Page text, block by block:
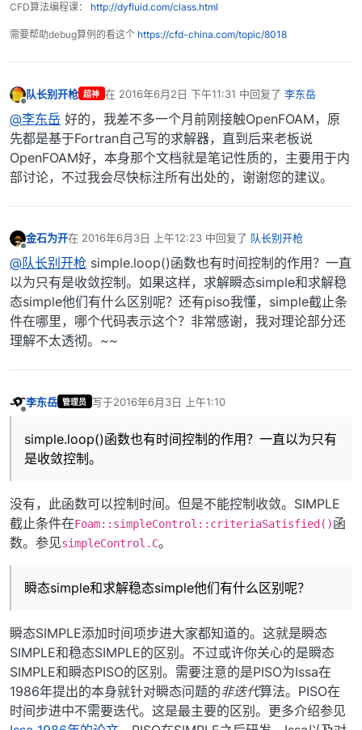
CFD算法编程课： http://dyfluid.com/class.html
需要帮助debug算例的看这个 https://cfd-china.com/topic/8018
队长别开枪 超神 在 2016年6月2日 下午11:31 中回复了 李东岳
最后由 编辑
@李东岳 好的，我差不多一个月前刚接触OpenFOAM，原
先都是基于Fortran自己写的求解器，直到后来老板说
OpenFOAM好，本身那个文档就是笔记性质的，主要用于内
部讨论，不过我会尽快标注所有出处的，谢谢您的建议。
离线
金石为开在 2016年6月3日 上午12:23 中回复了 队长别开枪
最后由 编辑
@队长别开枪 simple.loop()函数也有时间控制的作用？一直
以为只有是收敛控制。如果这样，求解瞬态simple和求解稳
态simple他们有什么区别呢？还有piso我懂，simple截止条
件在哪里，哪个代码表示这个？非常感谢，我对理论部分还
理解不太透彻。~~
李东岳 管理员 写于2016年6月3日 上午1:10
最后由 编辑
simple.loop()函数也有时间控制的作用？一直以为只有
是收敛控制。
没有，此函数可以控制时间。但是不能控制收敛。SIMPLE
截止条件在Foam::simpleControl::criteriaSatisfied()函
数。参见simpleControl.C。
瞬态simple和求解稳态simple他们有什么区别呢？
瞬态SIMPLE添加时间项步进大家都知道的。这就是瞬态
SIMPLE和稳态SIMPLE的区别。不过或许你关心的是瞬态
SIMPLE和瞬态PISO的区别。需要注意的是PISO为Issa在
1986年提出的本身就针对瞬态问题的非迭代算法。PISO在
时间步进中不需要迭代。这是最主要的区别。更多介绍参见